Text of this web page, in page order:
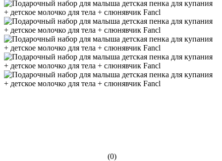
(0)